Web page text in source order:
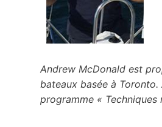
Andrew McDonald est
bateaux basée à
programme « Techniques